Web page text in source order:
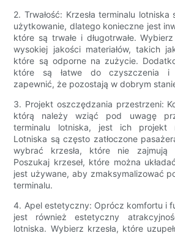
2. Trwałość: Krzesła terminalu lotniska
użytkowanie, dlatego konieczne jest
które są trwałe i długotrwałe.
wysokiej jakości materiałów, takich
które są odporne na zużycie.
które są łatwe do czyszczenia i
zapewnić, że pozostają w dobrym
3. Projekt oszczędzania przestrzeni:
którą należy wziąć pod uwagę
terminalu lotniska, jest ich projekt
Lotniska są często zatłoczone
wybrać krzesła, które nie zajmują
Poszukaj krzeseł, które można
jest używane, aby zmaksymalizować
terminalu.
4. Apel estetyczny: Oprócz komfortu i
jest również estetyczny
lotniska. Wybierz krzesła, które